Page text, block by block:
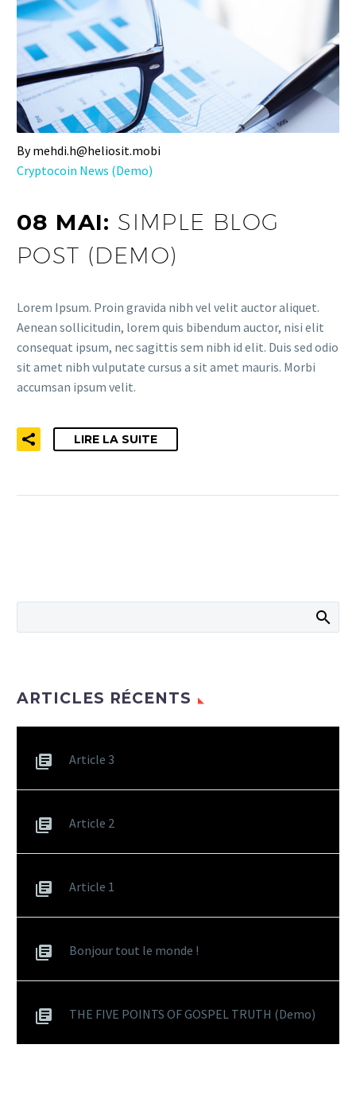
By mehdi.h@heliosit.mobi
Cryptocoin News (Demo)
08 MAI: SIMPLE BLOG
POST (DEMO)
Lorem Ipsum. Proin gravida nibh vel velit auctor aliquet.
Aenean sollicitudin, lorem quis bibendum auctor, nisi elit
consequat ipsum, nec sagittis sem nibh id elit. Duis sed odio
sit amet nibh vulputate cursus a sit amet mauris. Morbi
accumsan ipsum velit.
LIRE LA SUITE
ARTICLES RÉCENTS
Article 3
Article 2
Article 1
Bonjour tout le monde !
THE FIVE POINTS OF GOSPEL TRUTH (Demo)